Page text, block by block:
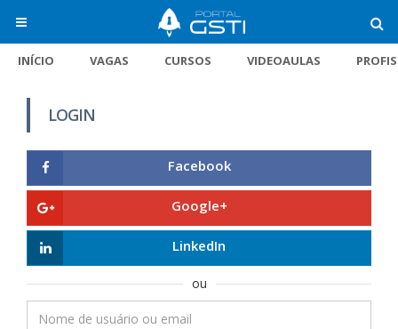
INÍCIO VAGAS CURSOS VIDEOAULAS
LOGIN
Facebook
Google+
LinkedIn
ou